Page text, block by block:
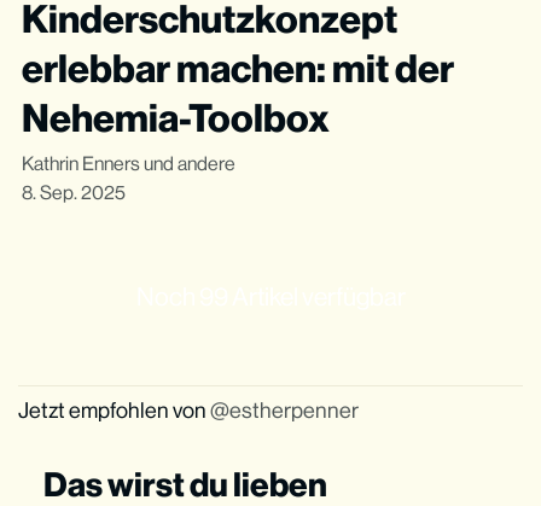
Kinderschutzkonzept
erlebbar machen: mit der
Nehemia-Toolbox
Kathrin Ennersund andere
8. Sep. 2025
Jetzt empfohlen von estherpenner
Das wirst du lieben